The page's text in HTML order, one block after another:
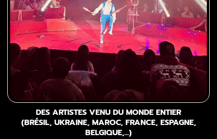
DES ARTISTES VENU DU MONDE ENTIER
(BRÉSIL, UKRAINE, MAROC, FRANCE, ESPAGNE,
BELGIQUE,...)